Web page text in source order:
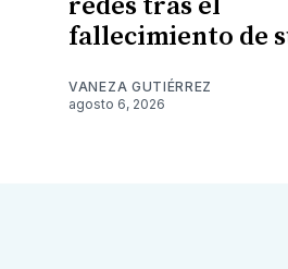
fallecimiento de
VANEZA GUTIÉRREZ
agosto 6, 2026